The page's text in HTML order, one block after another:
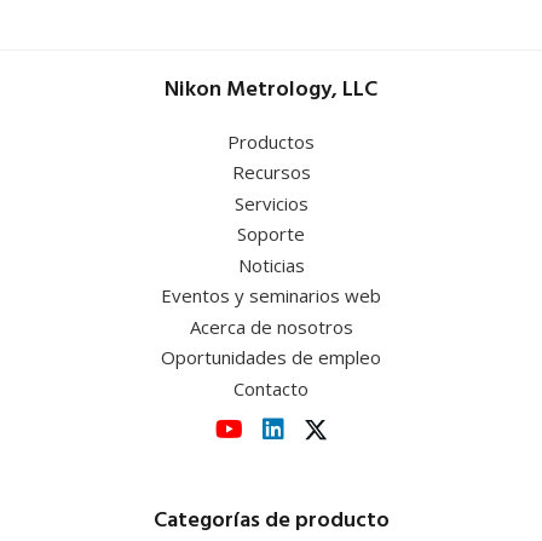
Nikon Metrology, LLC
Productos
Recursos
Servicios
Soporte
Noticias
Eventos y seminarios web
Acerca de nosotros
Oportunidades de empleo
Contacto
Categorías de producto